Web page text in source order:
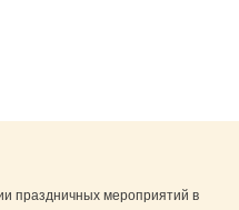
праздничных мероприятий в